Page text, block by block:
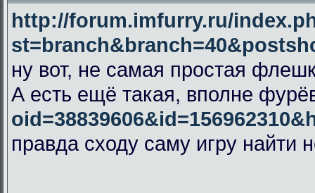
http://forum.imfurry.ru/
ну вот, не самая простая
А есть ещё такая, вполне
правда сходу саму игру найти